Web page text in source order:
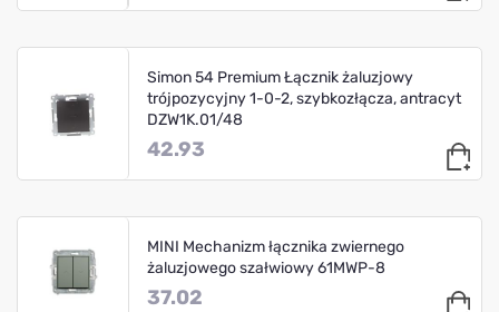
Simon 54 Premium Łącznik żaluzjowy
trójpozycyjny 1-0-2, szybkozłącza, antracyt
DZW1K.01/48
42.93
MINI Mechanizm łącznika zwiernego
żaluzjowego szałwiowy 61MWP-8
37.02